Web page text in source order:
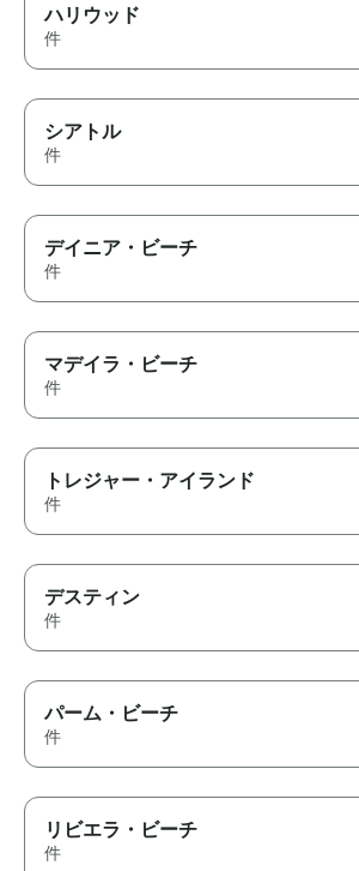
ハリウッド
件
シアトル
件
デイニア・ビーチ
件
マデイラ・ビーチ
件
トレジャー・アイランド
件
デスティン
件
パーム・ビーチ
件
リビエラ・ビーチ
件